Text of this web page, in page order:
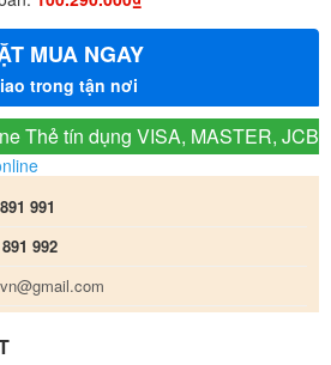
MUA NGAY
trong tận nơi
Thẻ tín dụng VISA, MASTER, JCB
991
992